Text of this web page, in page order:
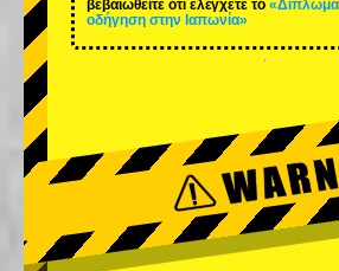
βεβαιωθείτε ότι ελέγχετε το «Δίπλωμα
οδήγηση στην Ιαπωνία»